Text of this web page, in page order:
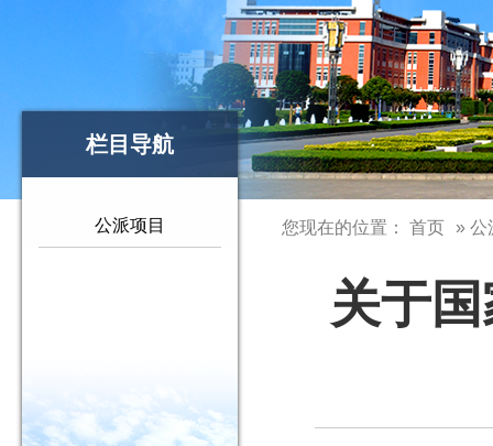
栏目导航
公派项目 您现在的位置： 首页 » 公
关于